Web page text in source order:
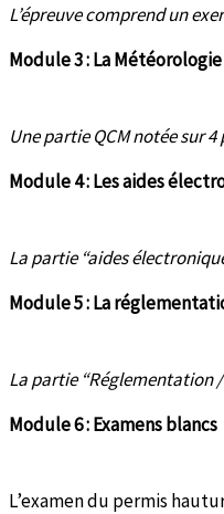
L’épreuve comprend un
Module 3 : La
Une partie QCM notée sur
Module 4 : Les aides
La partie “aides
Module 5 : La
La partie “Réglementation
Module 6 : Examens blancs
L’examen du permis